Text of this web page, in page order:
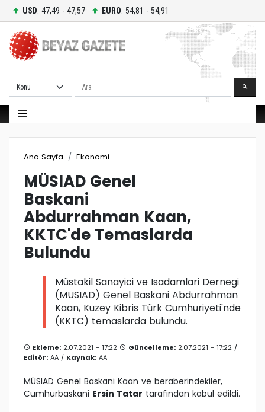
USD: 47,49 - 47,57 EURO: 54,81 - 54,91
Ara
Ana Sayfa Ekonomi
MÜSIAD Genel
Baskani
Abdurrahman Kaan,
KKTC'de Temaslarda
Bulundu
Müstakil Sanayici ve Isadamlari Dernegi
(MÜSIAD) Genel Baskani Abdurrahman
Kaan, Kuzey Kibris Türk Cumhuriyeti'nde
(KKTC) temaslarda bulundu.
Ekleme: 2.07.2021 - 17:22 Güncelleme: 2.07.2021 - 17:22 /
Editör: AA / Kaynak: AA
MÜSIAD Genel Baskani Kaan ve beraberindekiler,
Cumhurbaskani Ersin Tatar tarafindan kabul edildi.